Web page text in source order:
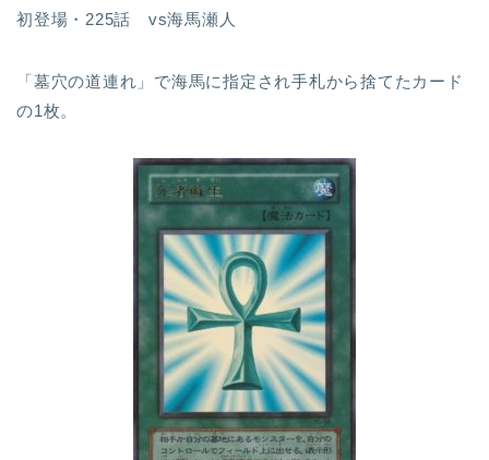
初登場・225話 vs海馬瀬人
「墓穴の道連れ」で海馬に指定され手札から捨てたカード
の1枚。